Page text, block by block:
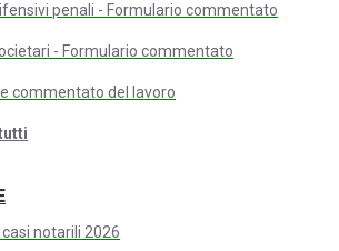
penali - Formulario commentato
- Formulario commentato
commentato del lavoro
notarili 2026